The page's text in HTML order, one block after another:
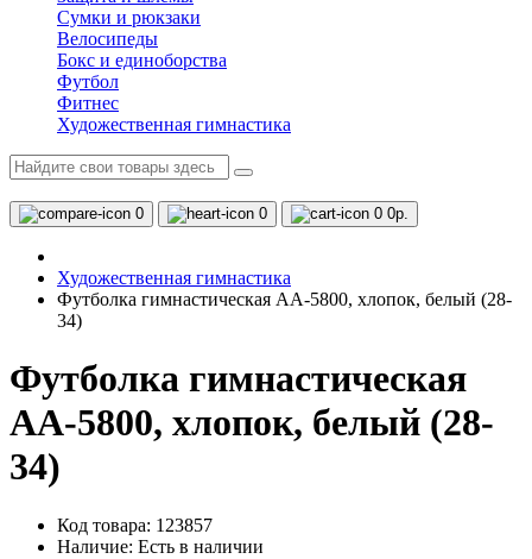
Сумки и рюкзаки
Велосипеды
Бокс и единоборства
Футбол
Фитнес
Художественная гимнастика
0 0 0 0р.
Художественная гимнастика
Футболка гимнастическая AA-5800, хлопок, белый (28-
34)
Футболка гимнастическая
AA-5800, хлопок, белый (28-
34)
Код товара: 123857
Наличие: Есть в наличии